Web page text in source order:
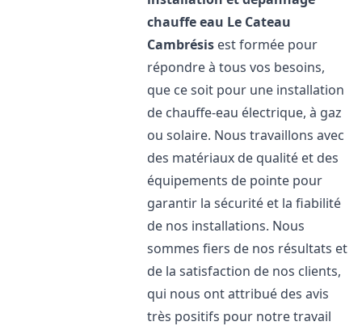
chauffe eau Le Cateau
Cambrésis est formée pour
répondre à tous vos besoins,
que ce soit pour une installation
de chauffe-eau électrique, à gaz
ou solaire. Nous travaillons avec
des matériaux de qualité et des
équipements de pointe pour
garantir la sécurité et la fiabilité
de nos installations. Nous
sommes fiers de nos résultats et
de la satisfaction de nos clients,
qui nous ont attribué des avis
très positifs pour notre travail